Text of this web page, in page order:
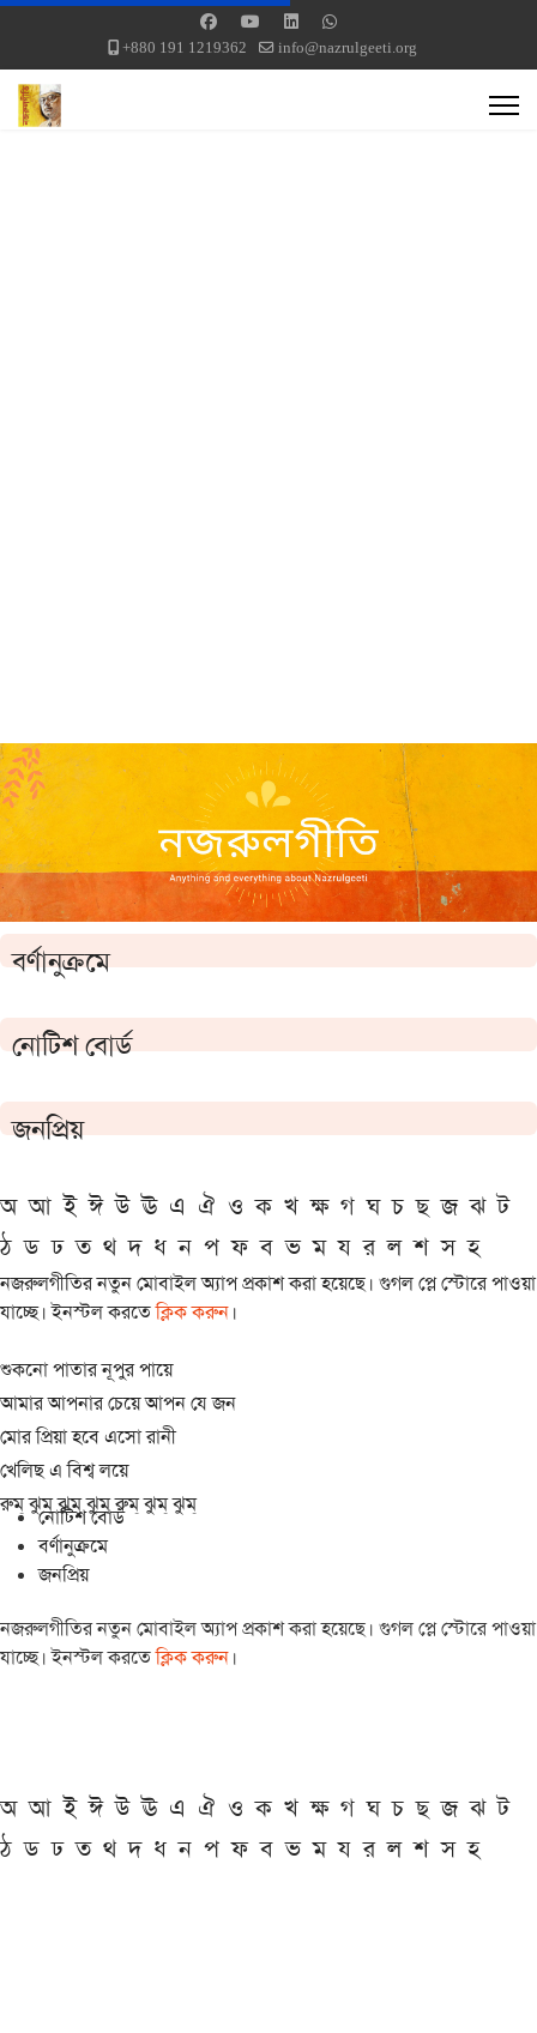
+880 191 1219362 info@nazrulgeeti.org
বর্ণানুক্রমে
নোটিশ বোর্ড
জনপ্রিয়
অ আ ই ঈ উ ঊ এ ঐ ও ক খ ক্ষ গ ঘ চ ছ জ ঝ ট
ঠ ড ঢ ত থ দ ধ ন প ফ ব ভ ম য র ল শ স হ
নজরুলগীতির নতুন মোবাইল অ্যাপ প্রকাশ করা হয়েছে। গুগল প্লে স্টোরে পাওয়া
যাচ্ছে। ইনস্টল করতেক্লিক করুন।
শুকনো পাতার নূপুর পায়ে
আমার আপনার চেয়ে আপন যে জন
মোর প্রিয়া হবে এসো রানী
খেলিছ এ বিশ্ব লয়ে
রুম্ ঝুম্ ঝুম্ ঝুম্ রুম্ ঝুম্ ঝুম্
নোটিশ বোর্ড
বর্ণানুক্রমে
জনপ্রিয়
নজরুলগীতির নতুন মোবাইল অ্যাপ প্রকাশ করা হয়েছে। গুগল প্লে স্টোরে পাওয়া
যাচ্ছে। ইনস্টল করতেক্লিক করুন।
অ আ ই ঈ উ ঊ এ ঐ ও ক খ ক্ষ গ ঘ চ ছ জ ঝ ট
ঠ ড ঢ ত থ দ ধ ন প ফ ব ভ ম য র ল শ স হ